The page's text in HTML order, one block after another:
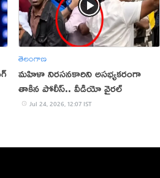
తెలంగాణ
మహిళా నిరసనకారిని అసభ్యకరంగా
తాకిన పోలీస్‌.. వీడియో వైరల్‌
Jul 24, 2026, 12:07 IST